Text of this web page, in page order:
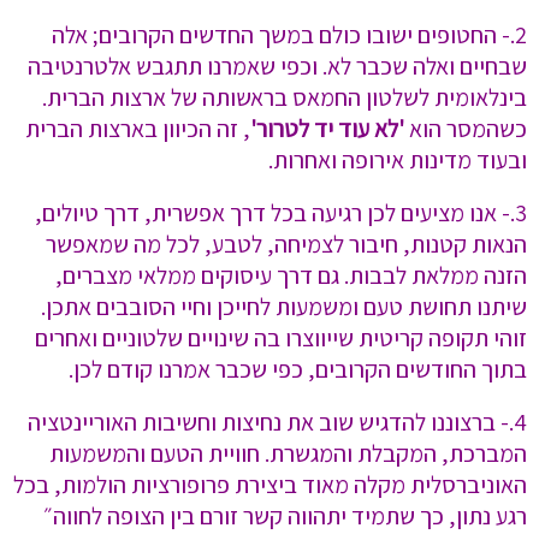
2.- החטופים ישובו כולם במשך החדשים הקרובים; אלה
שבחיים ואלה שכבר לא. וכפי שאמרנו תתגבש אלטרנטיבה
בינלאומית לשלטון החמאס בראשותה של ארצות הברית.
כשהמסר הוא'לא עוד יד לטרור', זה הכיוון בארצות הברית
ובעוד מדינות אירופה ואחרות.
3.- אנו מציעים לכן רגיעה בכל דרך אפשרית, דרך טיולים,
הנאות קטנות, חיבור לצמיחה, לטבע, לכל מה שמאפשר
הזנה ממלאת לבבות. גם דרך עיסוקים ממלאי מצברים,
שיתנו תחושת טעם ומשמעות לחייכן וחיי הסובבים אתכן.
זוהי תקופה קריטית שייווצרו בה שינויים שלטוניים ואחרים
בתוך החודשים הקרובים, כפי שכבר אמרנו קודם לכן.
4.- ברצוננו להדגיש שוב את נחיצות וחשיבות האוריינטציה
המברכת, המקבלת והמגשרת. חוויית הטעם והמשמעות
האוניברסלית מקלה מאוד ביצירת פרופורציות הולמות, בכל
רגע נתון, כך שתמיד יתהווה קשר זורם בין הצופה לחווה״